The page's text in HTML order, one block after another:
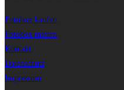
Fotobox kaufen
Fotobox mieten
Kontakt
Datenschutz
Impressum